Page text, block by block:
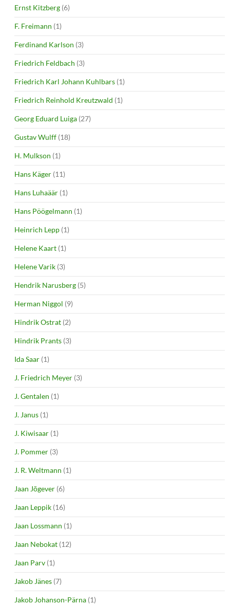
Ernst Kitzberg (6)
F. Freimann (1)
Ferdinand Karlson (3)
Friedrich Feldbach (3)
Friedrich Karl Johann Kuhlbars (1)
Friedrich Reinhold Kreutzwald (1)
Georg Eduard Luiga (27)
Gustav Wulff (18)
H. Mulkson (1)
Hans Käger (11)
Hans Luhaäär (1)
Hans Pöögelmann (1)
Heinrich Lepp (1)
Helene Kaart (1)
Helene Varik (3)
Hendrik Narusberg (5)
Herman Niggol (9)
Hindrik Ostrat (2)
Hindrik Prants (3)
Ida Saar (1)
J. Friedrich Meyer (3)
J. Gentalen (1)
J. Janus (1)
J. Kiwisaar (1)
J. Pommer (3)
J. R. Weltmann (1)
Jaan Jõgever (6)
Jaan Leppik (16)
Jaan Lossmann (1)
Jaan Nebokat (12)
Jaan Parv (1)
Jakob Jänes (7)
Jakob Johanson-Pärna (1)